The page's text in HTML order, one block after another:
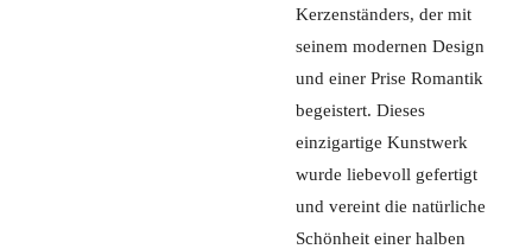
Kerzenständers, der mit
seinem modernen Design
und einer Prise Romantik
begeistert. Dieses
einzigartige Kunstwerk
wurde liebevoll gefertigt
und vereint die natürliche
Schönheit einer halben